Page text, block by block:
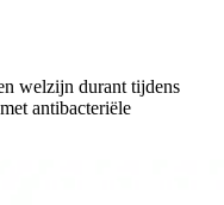
welzijn durant tijdens
antibacteriële